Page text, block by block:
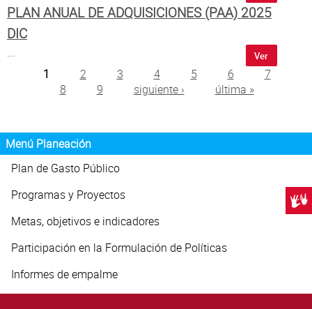
PLAN ANUAL DE ADQUISICIONES (PAA) 2025
DIC
... Ver
Páginas
1 2 3 4 5 6
7
8
9 siguiente › última »
Menú Planeación
Plan de Gasto Público
Programas y Proyectos
Metas, objetivos e indicadores
Participación en la Formulación de Políticas
Informes de empalme